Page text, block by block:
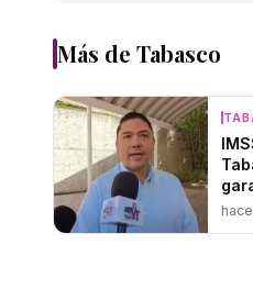
Más de Tabasco